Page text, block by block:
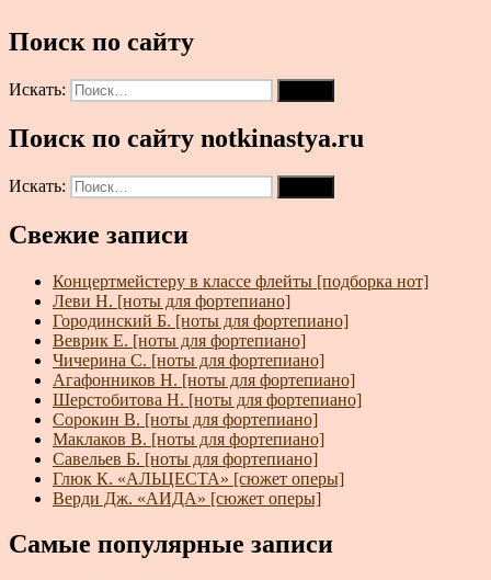
Поиск по сайту
Искать:
Поиск по сайту notkinastya.ru
Искать:
Свежие записи
Концертмейстеру в классе флейты [подборка нот]
Леви Н. [ноты для фортепиано]
Городинский Б. [ноты для фортепиано]
Веврик Е. [ноты для фортепиано]
Чичерина С. [ноты для фортепиано]
Агафонников Н. [ноты для фортепиано]
Шерстобитова Н. [ноты для фортепиано]
Сорокин В. [ноты для фортепиано]
Маклаков В. [ноты для фортепиано]
Савельев Б. [ноты для фортепиано]
Глюк К. «АЛЬЦЕСТА» [сюжет оперы]
Верди Дж. «АИДА» [сюжет оперы]
Самые популярные записи